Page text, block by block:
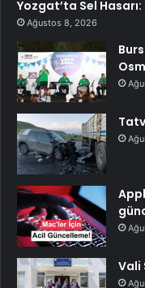
Yozgat’ta Sel
Ağustos 8, 2026
Vali